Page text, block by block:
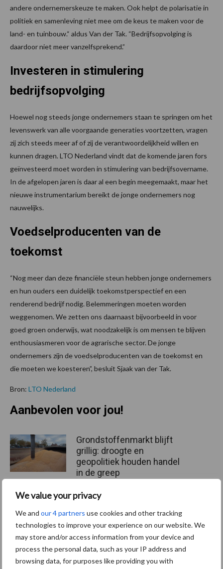
We value your privacy
We and our 4 partners use cookies and other tracking
technologies to improve your experience on our website. We
may store and/or access information from your device and
process the personal data, such as your IP address and
browsing data, for purposes like providing you with
andere ondernemerskeuze te maken. Ook helpt de polarisatie in
politiek en samenleving niet mee om de keus te maken voor de
land- en tuinbouw.“ aldus Van der Tak. “Bedrijfsopvolging is
daardoor niet meer vanzelfsprekend.”
Investeren in stimulering
bedrijfsopvolging
Hoewel nog steeds jonge ondernemers staan te springen om het
levenswerk van alle voorgaande generaties voortzetten, vragen
zij zich steeds meer af of zij de verantwoordelijkheid willen en
kunnen dragen. LTO Nederland vindt dat de komende jaren fors
geïnvesteerd moet worden in stimulering van bedrijfsovername.
In de afgelopen jaren is daar al een begin meegemaakt, maar het
nieuwe instrumentarium bereikt de jonge ondernemers nog
nauwelijks.
Voedselproducenten van de
toekomst
“Nog meer dan deze financiële steun hebben jonge ondernemers
en hun ouders een duidelijk toekomstperspectief en een
renderend bedrijf nodig. Belemmeringen moeten worden
weggenomen. We zetten ons daarnaast bijvoorbeeld in voor
goed groen onderwijs, wat noodzakelijk is om mensen te blijven
enthousiasmeren voor de agrarische sector. De jonge
ondernemers zijn de voedselproducenten van de toekomst en
die moeten we koesteren”, besluit Sjaak van der Tak.
Bron: LTO Nederland
Aanbevolen voor jou!
Grondstoffenmarkt blijft
grillig: droogte en
geopolitiek houden handel
in de greep
onderschatte risicofactor
voor mastitis